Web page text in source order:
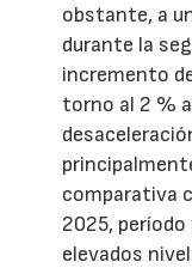
obstante, a
durante la
incremento
torno al 2 %
comparativa
2025,
elevados